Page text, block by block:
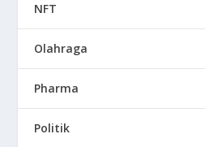
NFT
Olahraga
Pharma
Politik